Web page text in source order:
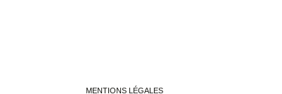
MENTIONS LÉGALES